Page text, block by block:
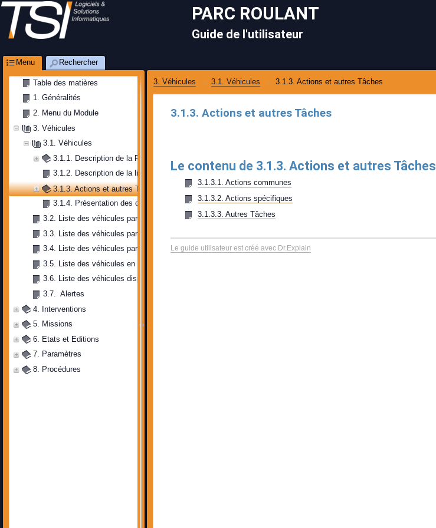
PARC ROULANT
Guide de l'utilisateur
Menu Rechercher
Table des matières
1. Généralités
2. Menu du Module
3. Véhicules
3.1. Véhicules
3.1.1. Description de la Fiche
3.1.2. Description de la liste
3.1.3. Actions et autres Tâches
3.1.4. Présentation des critères de filtrage
3.2. Liste des véhicules par date de validité police d’assurance
3.3. Liste des véhicules par date de validité vignette
3.4. Liste des véhicules par date de validité visite
3.5. Liste des véhicules en mission
3.6. Liste des véhicules disponibles
3.7.  Alertes
4. Interventions
5. Missions
6. Etats et Editions
7. Paramètres
8. Procédures
3. Véhicules 3.1. Véhicules 3.1.3. Actions et autres Tâches
3.1.3. Actions et autres Tâches
Le contenu de 3.1.3. Actions et autres Tâches
3.1.3.1. Actions communes
3.1.3.2. Actions spécifiques
3.1.3.3. Autres Tâches
Le guide utilisateur est créé avec Dr.Explain